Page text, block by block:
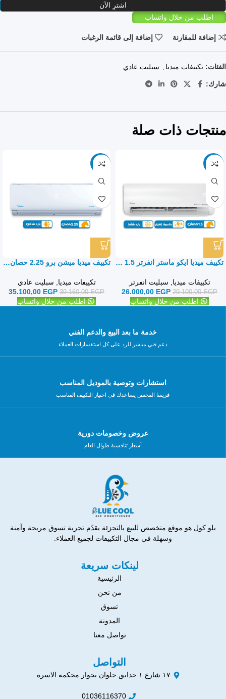
اشترِ الآن
اطلب من خلال واتساب
إضافة للمقارنة إضافة إلى قائمة الرغبات
الفئات: تكييفات ميديا سبليت عادي
شارك:
منتجات ذات صلة
-11%
تكييف ميديا ايكو ماستر انفرتر 1.5 حصان بارد فقط – سبليت
تكييفات ميديا سبليت انفرتر
29.100,00EGP
26.000,00 EGP
اطلب من خلال واتساب
-10%
تكييف ميديا ميشن برو 2.25 حصان بارد ساخن – سبليت
تكييفات ميديا سبليت عادي
39.160,00EGP
35.100,00 EGP
اطلب من خلال واتساب
خدمة ما بعد البيع والدعم الفني
دعم فني مباشر للرد على كل استفسارات العملاء
استشارات وتوصية بالموديل المناسب
فريقنا المختص يساعدك في اختيار التكييف المناسب
عروض وخصومات دورية
أسعار تنافسية طوال العام
بلو كول هو موقع متخصص للبيع بالتجزئة يقدّم تجربة تسوق مريحة وآمنة
وسهلة في مجال التكييفات لجميع العملاء.
لينكات سريعة
الرئيسية
من نحن
تسوق
المدونة
تواصل معنا
التواصل
١٧ شارع ١ حدايق حلوان بجوار محكمه الاسره
01036116370